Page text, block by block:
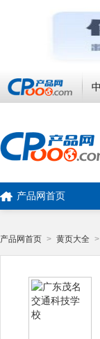
产品网首页
产品网首页 > 黄页大全 >